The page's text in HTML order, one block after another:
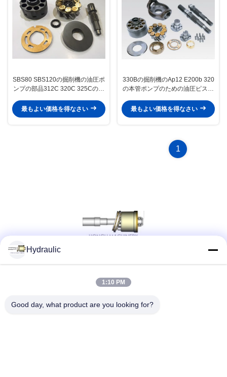
SBS80 SBS120の掘削機の油圧ポ
ンプの部品312C 320C 325Cの修
最もよい価格を得なさい
330Bの掘削機のAp12 E200b 320
の本管ポンプのための油圧ピスト
最もよい価格を得なさい
1
Hydraulic
1:10 PM
Good day, what product are you looking for?